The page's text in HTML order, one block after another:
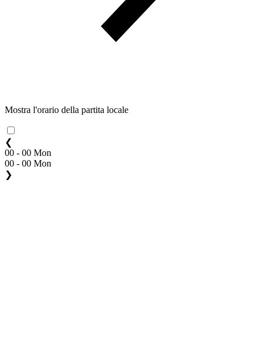
Mostra l'orario della partita locale
❮
00 - 00 Mon
00 - 00 Mon
❯